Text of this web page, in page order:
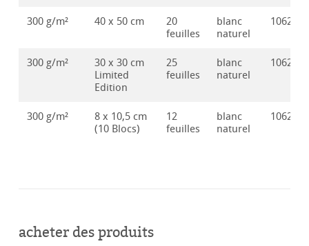
300 g/m² 40 x 50 cm
20
feuilles
blanc
naturel
300 g/m²
30 x 30 cm
Limited
Edition
25
feuilles
blanc
naturel
300 g/m²
8 x 10,5 cm
(10 Blocs)
12
feuilles
blanc
naturel
acheter des produits